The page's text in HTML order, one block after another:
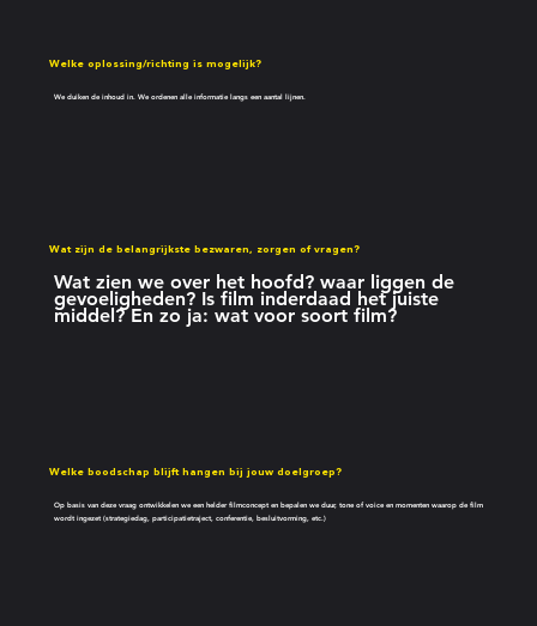
Welke oplossing/richting is mogelijk?
We duiken de inhoud in. We ordenen alle informatie langs een aantal lijnen.
Wat zijn de belangrijkste bezwaren, zorgen of vragen?
Wat zien we over het hoofd? waar liggen de
gevoeligheden? Is film inderdaad het juiste
middel? En zo ja: wat voor soort film?
Welke boodschap blijft hangen bij jouw doelgroep?
Op basis van deze vraag ontwikkelen we een helder filmconcept en bepalen we duur, tone of voice en momenten waarop de film
wordt ingezet (strategiedag, participatietraject, conferentie, besluitvorming, etc.)